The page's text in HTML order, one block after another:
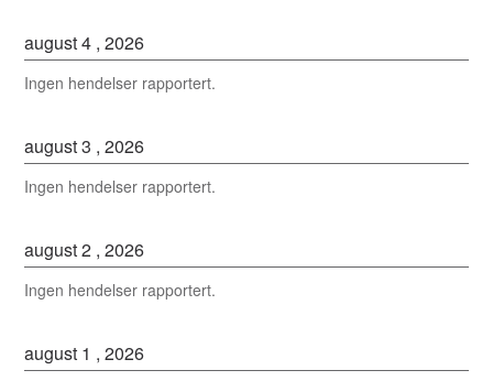
august4 ,2026
Ingen hendelser rapportert.
august3 ,2026
Ingen hendelser rapportert.
august2 ,2026
Ingen hendelser rapportert.
august 1 ,2026